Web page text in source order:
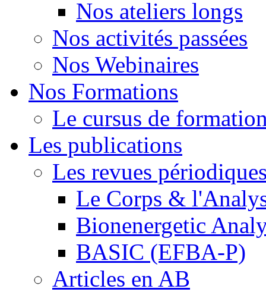
Nos ateliers longs
Nos activités passées
Nos Webinaires
Nos Formations
Le cursus de
Les publications
Les revues
Le Corps &
Bionenergetic
BASIC (EFBA-P)
Articles en AB